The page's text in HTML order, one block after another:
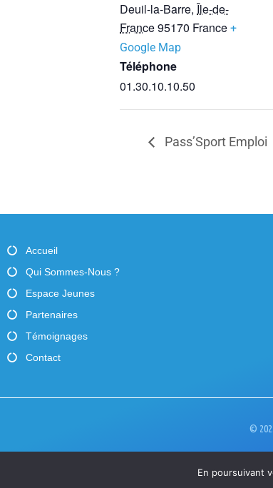
Deuil-la-Barre, Île-de-
France95170 France +
Google Map
Téléphone
01.30.10.10.50
Pass’Sport Emploi
Accueil
Qui Sommes-Nous ?
Espace Jeunes
Partenaires
Témoignages
Contact
©
En poursuivant